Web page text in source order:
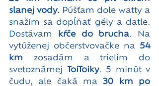
slanej vody. Púšťam dole watty a
snažím sa dopĺňať gély a datle.
Dostávam
kŕče do brucha. Na
vytúženej občerstvovačke na
54
km zosadám a trielim do
svetoznámej ToiToiky. 5 minút v
čudu, ale čaká ma 30 km po